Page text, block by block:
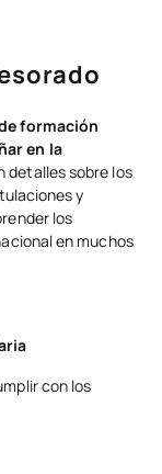
formación
en la
detalles sobre los
y
los
en muchos
con los